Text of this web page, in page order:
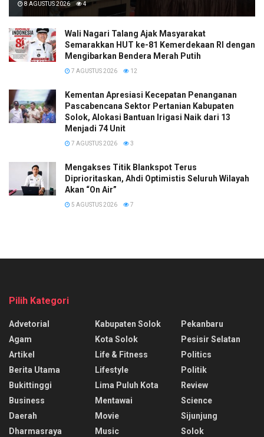
8 AGUSTUS 2026 4
Wali Nagari Talang Ajak Masyarakat
Semarakkan HUT ke-81 Kemerdekaan RI dengan
Mengibarkan Bendera Merah Putih
7 AGUSTUS 2026 12
Kementan Apresiasi Kecepatan Penanganan
Pascabencana Sektor Pertanian Kabupaten
Solok, Alokasi Bantuan Irigasi Naik dari 13
Menjadi 74 Unit
7 AGUSTUS 2026 3
Mengakses Titik Blankspot Terus
Diprioritaskan, Ahdi Optimistis Seluruh Wilayah
Akan “On Air”
5 AGUSTUS 2026 7
Pilih Kategori
Advetorial
Agam
Artikel
Berita Utama
Bukittinggi
Business
Daerah
Dharmasraya
Kabupaten Solok
Kota Solok
Life & Fitness
Lifestyle
Lima Puluh Kota
Mentawai
Movie
Music
Pekanbaru
Pesisir Selatan
Politics
Politik
Review
Science
Sijunjung
Solok